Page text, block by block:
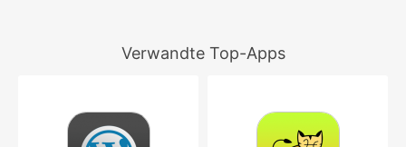
Verwandte Top-Apps